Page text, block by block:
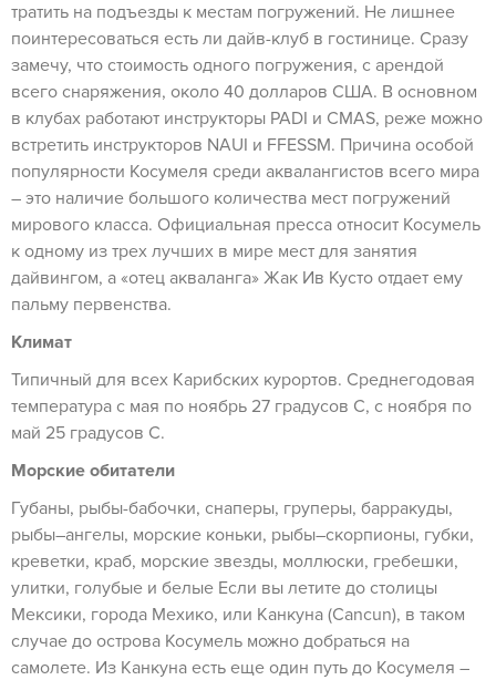
тратить на подъезды к местам погружений. Не лишнее
поинтересоваться есть ли дайв-клуб в гостинице. Сразу
замечу, что стоимость одного погружения, с арендой
всего снаряжения, около 40 долларов США. В основном
в клубах работают инструкторы PADI и CMAS, реже можно
встретить инструкторов NAUI и FFESSM. Причина особой
популярности Косумеля среди аквалангистов всего мира
– это наличие большого количества мест погружений
мирового класса. Официальная пресса относит Косумель
к одному из трех лучших в мире мест для занятия
дайвингом, а «отец акваланга» Жак Ив Кусто отдает ему
пальму первенства.
Климат
Типичный для всех Карибских курортов. Среднегодовая
температура с мая по ноябрь 27 градусов С, с ноября по
май 25 градусов С.
Морские обитатели
Губаны, рыбы-бабочки, снаперы, груперы, барракуды,
рыбы–ангелы, морские коньки, рыбы–скорпионы, губки,
креветки, краб, морские звезды, моллюски, гребешки,
улитки, голубые и белые Если вы летите до столицы
Мексики, города Мехико, или Канкуна (Cancun), в таком
случае до острова Косумель можно добраться на
самолете. Из Канкуна есть еще один путь до Косумеля –